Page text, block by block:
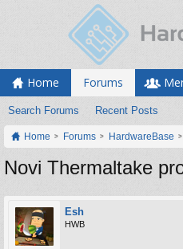
Home Forums
Search Forums Recent Posts
Home Forums HardwareBase
Novi Thermaltake
Esh
HWB